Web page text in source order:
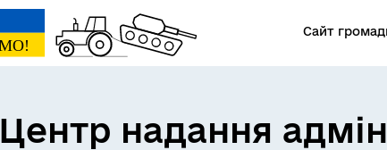
Сайт
Центр надання